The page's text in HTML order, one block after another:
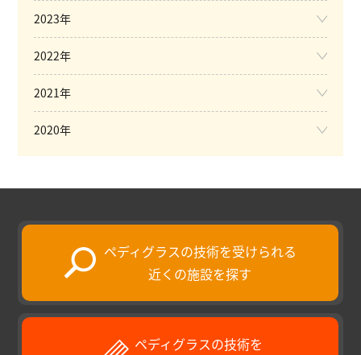
2023年
2022年
2021年
2020年
ペディグラスの技術を受けられる
近くの施設を探す
ペディグラスの技術を